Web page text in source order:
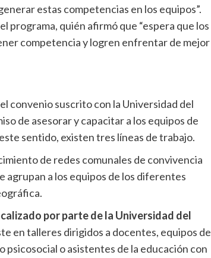
estas competencias en los equipos”.
programa, quién afirmó que “espera que los
competencia y logren enfrentar de mejor
convenio suscrito con la Universidad del
de asesorar y capacitar a los equipos de
sentido, existen tres líneas de trabajo.
de redes comunales de convivencia
agrupan a los equipos de los diferentes
por parte de la Universidad del
en talleres dirigidos a docentes, equipos de
o asistentes de la educación con